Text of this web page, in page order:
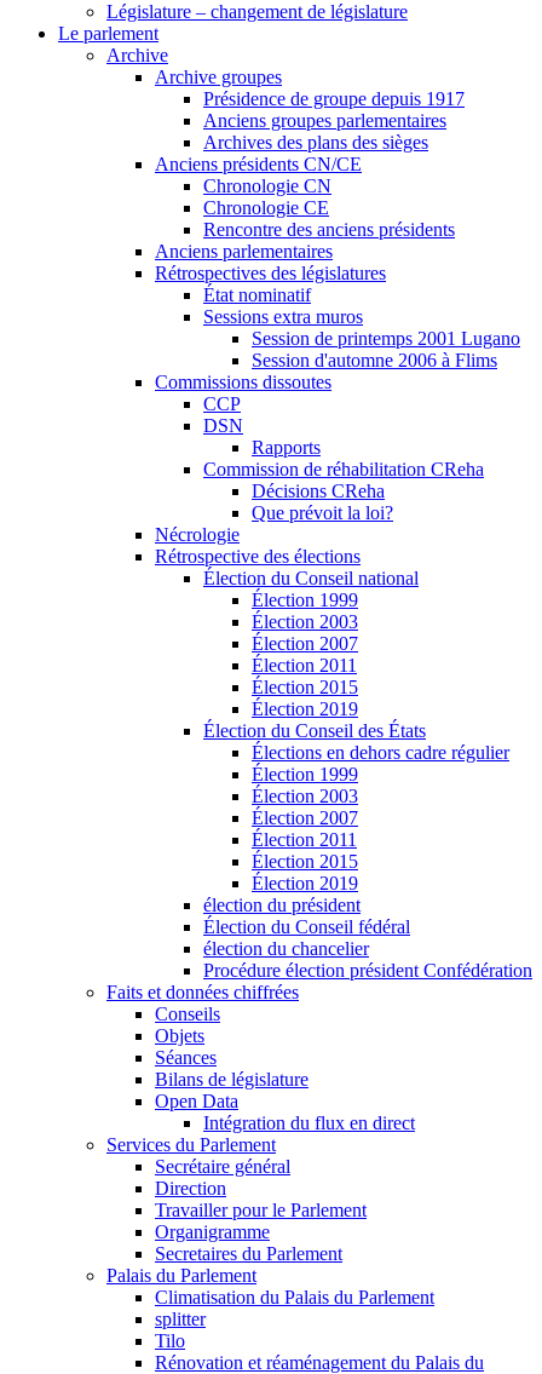
Législature – changement de législature
Le parlement
Archive
Archive groupes
Présidence de groupe depuis 1917
Anciens groupes parlementaires
Archives des plans des sièges
Anciens présidents CN/CE
Chronologie CN
Chronologie CE
Rencontre des anciens présidents
Anciens parlementaires
Rétrospectives des législatures
État nominatif
Sessions extra muros
Session de printemps 2001 Lugano
Session d'automne 2006 à Flims
Commissions dissoutes
CCP
DSN
Rapports
Commission de réhabilitation CReha
Décisions CReha
Que prévoit la loi?
Nécrologie
Rétrospective des élections
Élection du Conseil national
Élection 1999
Élection 2003
Élection 2007
Élection 2011
Élection 2015
Élection 2019
Élection du Conseil des États
Élections en dehors cadre régulier
Élection 1999
Élection 2003
Élection 2007
Élection 2011
Élection 2015
Élection 2019
élection du président
Élection du Conseil fédéral
élection du chancelier
Procédure élection président Confédération
Faits et données chiffrées
Conseils
Objets
Séances
Bilans de législature
Open Data
Intégration du flux en direct
Services du Parlement
Secrétaire général
Direction
Travailler pour le Parlement
Organigramme
Secretaires du Parlement
Palais du Parlement
Climatisation du Palais du Parlement
splitter
Tilo
Rénovation et réaménagement du Palais du